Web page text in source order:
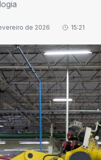
de 2026 15:21